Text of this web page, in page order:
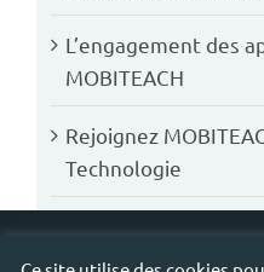
L’engagement des
MOBITEACH
Rejoignez
Technologie